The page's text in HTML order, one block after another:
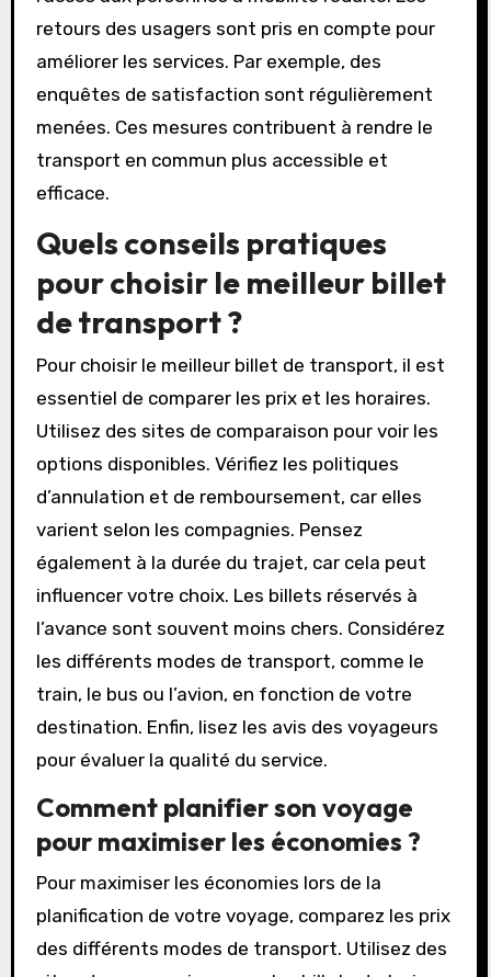
offrent des itinéraires variés pour couvrir un
maximum de destinations. De plus, des tarifs
réduits sont souvent disponibles pour les
étudiants et les seniors. Les infrastructures
sont également améliorées pour faciliter
l’accès aux personnes à mobilité réduite. Les
améliorer les services. Par exemple, des
enquêtes de satisfaction sont régulièrement
menées. Ces mesures contribuent à rendre le
Quels conseils pratiques
pour choisir le meilleur billet
de transport ?
Pour choisir le meilleur billet de transport, il est
essentiel de comparer les prix et les horaires.
Utilisez des sites de comparaison pour voir les
options disponibles. Vérifiez les politiques
d’annulation et de remboursement, car elles
varient selon les compagnies. Pensez
également à la durée du trajet, car cela peut
l’avance sont souvent moins chers. Considérez
les différents modes de transport, comme le
train, le bus ou l’avion, en fonction de votre
destination. Enfin, lisez les avis des voyageurs
pour évaluer la qualité du service.